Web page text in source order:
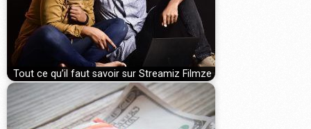
Tout ce qu’il faut savoir sur Streamiz Filmze